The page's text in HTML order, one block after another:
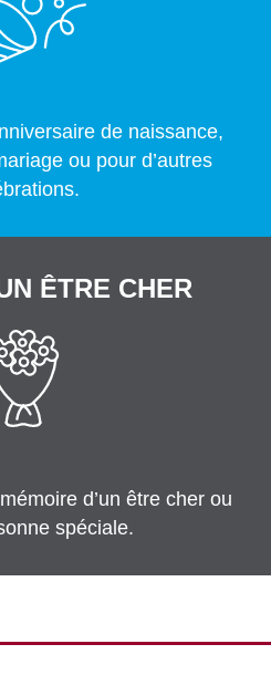
de naissance,
ou pour d’autres
ÊTRE CHER
d’un être cher ou
spéciale.